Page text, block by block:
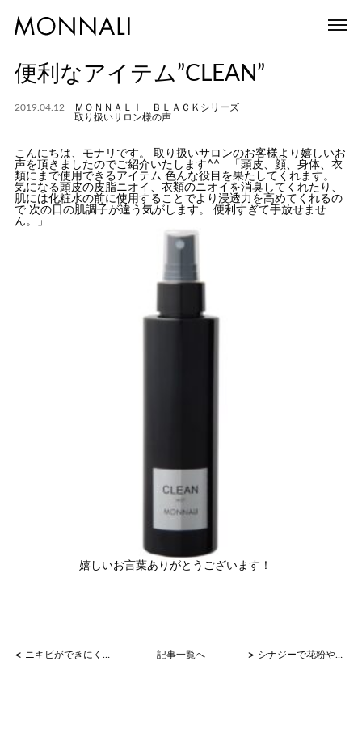
便利なアイテム”CLEAN”
2019.04.12
ＭＯＮＮＡＬＩ ＢＬＡＣＫシリーズ
取り扱いサロン様の声
こんにちは、モナリです。 取り扱いサロンのお客様より嬉しいお
声を頂きましたのでご紹介いたします^^ 「頭皮、顔、身体、衣
類にまで使用できるアイテム 色んな役目を果たしてくれます。
気になる頭皮の皮脂ニオイ、衣類のニオイを消臭してくれたり、
肌には化粧水の前に使用することでより浸透力を高めてくれるの
で 次の日の肌調子が違う気がします。 便利すぎて手放せませ
ん。」
嬉しいお言葉ありがとうございます！
< ニキビができにくくなりました！ 記事一覧へ > シナジーで花粉や黄砂も？